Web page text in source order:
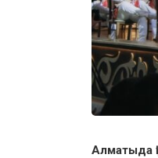
Алматыда